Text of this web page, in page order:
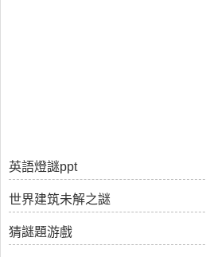
英語燈謎ppt
世界建筑未解之謎
猜謎題游戲